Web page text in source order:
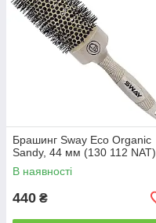
Брашинг Sway Eco Organic
Sandy, 44 мм (130 112 NAT)
В наявності
440 ₴